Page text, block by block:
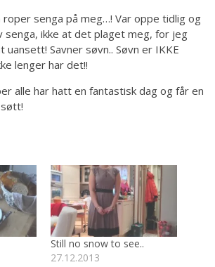
roper senga på meg…! Var oppe tidlig og
senga, ikke at det plaget meg, for jeg
uansett! Savner søvn.. Søvn er IKKE
lenger har det!!
alle har hatt en fantastisk dag og får en
Still no snow to see..
27.12.2013